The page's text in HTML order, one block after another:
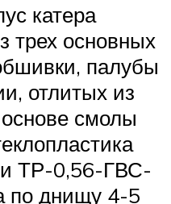
катера
трех основных
палубы
отлитых из
смолы
ТР-0,56-ГВС-
по днищу 4-5